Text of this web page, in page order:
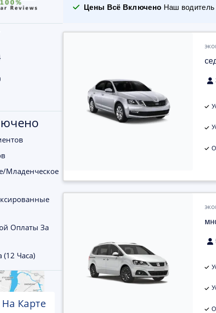
Младенческое
Оплаты За
(12 Часа)
Карте
Цены Всё Включено Наш водитель